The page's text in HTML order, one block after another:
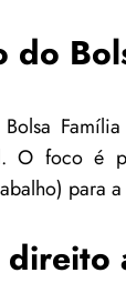
do
. O foco é
para